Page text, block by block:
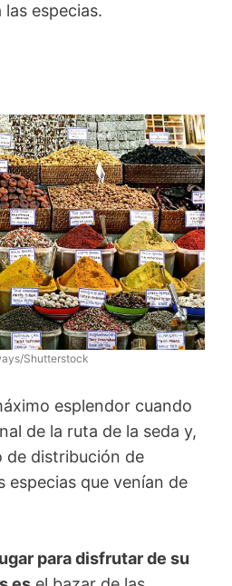
especias.
Shutterstock
esplendor cuando
de la ruta de la seda y,
distribución de
especias que venían de
para disfrutar de su